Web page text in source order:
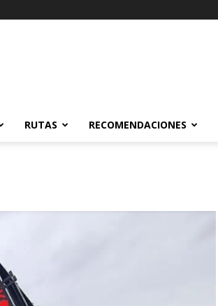
RUTAS RECOMENDACIONES